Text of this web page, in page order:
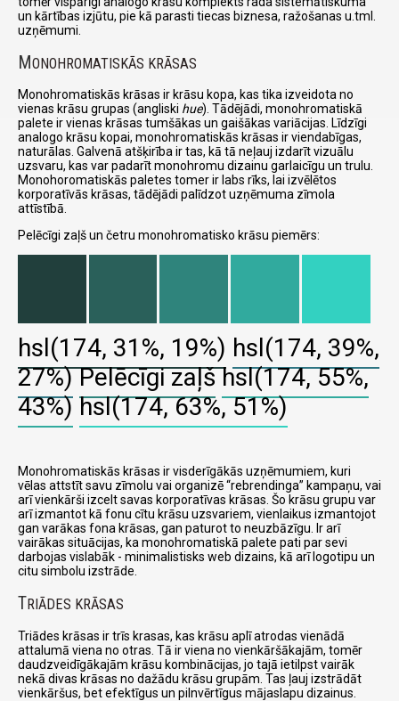
un kārtības izjūtu, pie kā parasti tiecas biznesa, ražošanas u.tml.
uzņēmumi.
MONOHROMATISKĀS KRĀSAS
Monohromatiskās krāsas ir krāsu kopa, kas tika izveidota no
vienas krāsu grupas (angliski hue). Tādējādi, monohromatiskā
palete ir vienas krāsas tumšākas un gaišākas variācijas. Līdzīgi
analogo krāsu kopai, monohromatiskās krāsas ir viendabīgas,
naturālas. Galvenā atšķirība ir tas, kā tā neļauj izdarīt vizuālu
uzsvaru, kas var padarīt monohromu dizainu garlaicīgu un trulu.
Monohoromatiskās paletes tomer ir labs rīks, lai izvēlētos
korporatīvās krāsas, tādējādi palīdzot uzņēmuma zīmola
attīstībā.
Pelēcīgi zaļš un četru monohromatisko krāsu piemērs:
hsl(174, 31%, 19%) hsl(174, 39%,
27%) Pelēcīgi zaļš hsl(174, 55%,
43%) hsl(174, 63%, 51%)
Monohromatiskās krāsas ir visderīgākās uzņēmumiem, kuri
vēlas attstīt savu zīmolu vai organizē rebrendinga
kampaņu, vai
arī vienkārši izcelt savas korporatīvas krāsas. Šo krāsu grupu var
arī izmantot kā fonu cītu krāsu uzsvariem, vienlaikus izmantojot
gan varākas fona krāsas, gan paturot to neuzbāzīgu. Ir arī
vairākas situācijas, ka monohromatiskā palete pati par sevi
darbojas vislabāk - minimalistisks web dizains, kā arī logotipu un
citu simbolu izstrāde.
TRIĀDES KRĀSAS
Triādes krāsas ir trīs krasas, kas krāsu aplī atrodas vienādā
attalumā viena no otras. Tā ir viena no vienkāršākajām, tomēr
daudzveidīgākajām krāsu kombinācijas, jo tajā ietilpst vairāk
nekā divas krāsas no dažādu krāsu grupām. Tas ļauj izstrādāt
vienkāršus, bet efektīgus un pilnvērtīgus mājaslapu dizainus.